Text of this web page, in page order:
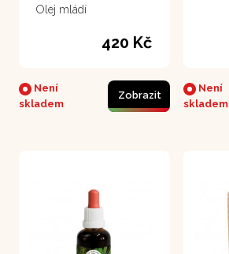
Olej mládí
420 Kč
Není
skladem
Zobrazit
Není
skladem